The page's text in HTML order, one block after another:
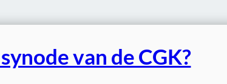
van de CGK?